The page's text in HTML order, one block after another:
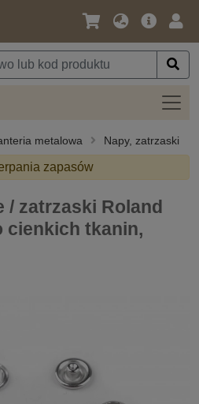
Język
Waluta
Oferta
metalowa Napy, zatrzaski
zapasów
/ zatrzaski Roland
cienkich tkanin,